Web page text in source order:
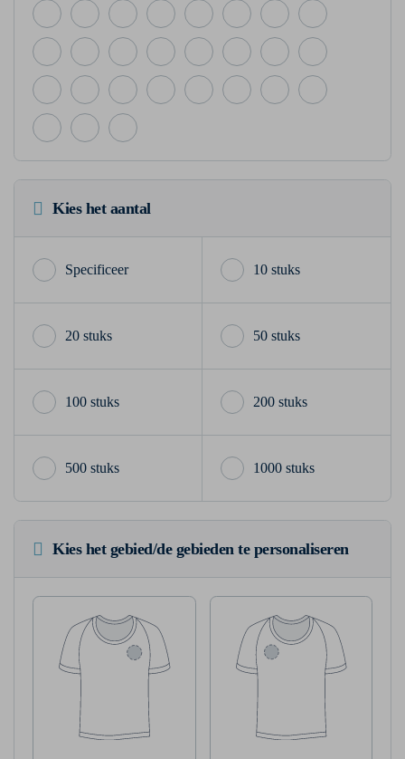
Kies het aantal
10 stuks
20 stuks 50 stuks
100 stuks 200 stuks
500 stuks 1000 stuks
Kies het gebied/de gebieden te personaliseren